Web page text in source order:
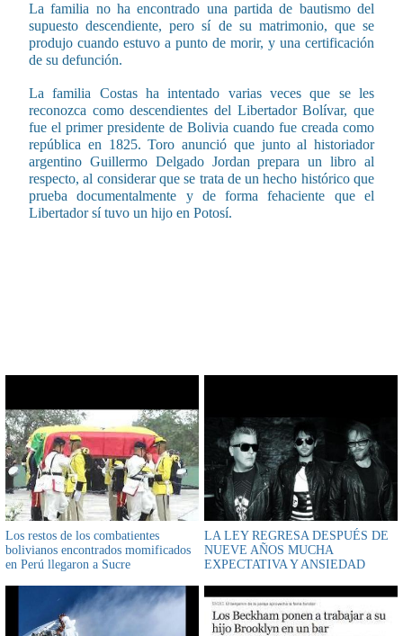
La familia no ha encontrado una partida de bautismo del
supuesto descendiente, pero sí de su matrimonio, que se
produjo cuando estuvo a punto de morir, y una certificación
de su defunción.
La familia Costas ha intentado varias veces que se les
reconozca como descendientes del Libertador Bolívar, que
fue el primer presidente de Bolivia cuando fue creada como
república en 1825. Toro anunció que junto al historiador
argentino Guillermo Delgado Jordan prepara un libro al
respecto, al considerar que se trata de un hecho histórico que
prueba documentalmente y de forma fehaciente que el
Libertador sí tuvo un hijo en Potosí.
Los restos de los combatientes
bolivianos encontrados momificados
en Perú llegaron a Sucre
LA LEY REGRESA DESPUÉS DE
NUEVE AÑOS MUCHA
EXPECTATIVA Y ANSIEDAD